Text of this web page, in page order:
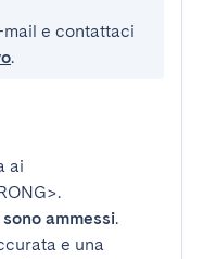
e contattaci
.
ai
.
sono ammessi.
e una